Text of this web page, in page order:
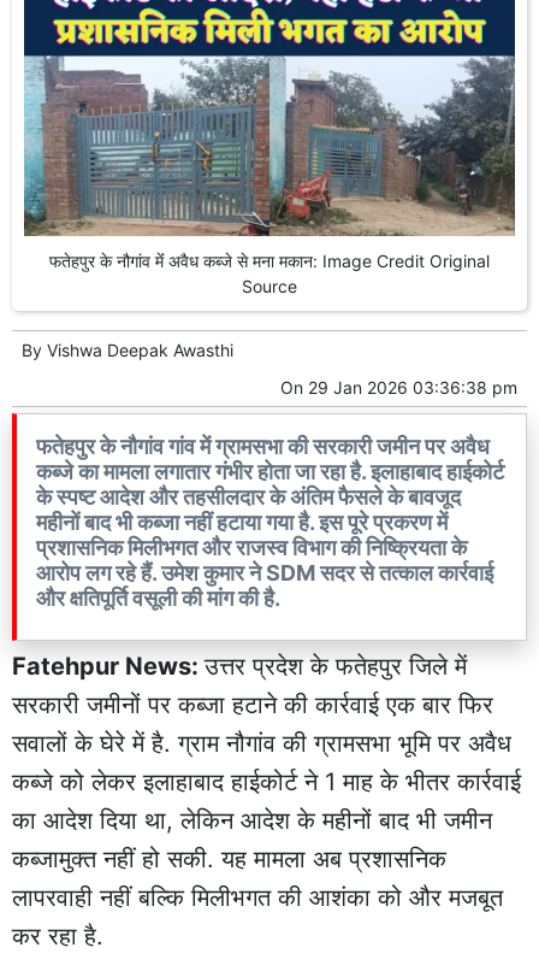
फतेहपुर के नौगांव मेंं अवैध कब्जे से मना मकान: Image Credit Original
Source
By Vishwa Deepak Awasthi
On 29 Jan 2026 03:36:38 pm
फतेहपुर के नौगांव गांव में ग्रामसभा की सरकारी जमीन पर अवैध
कब्जे का मामला लगातार गंभीर होता जा रहा है. इलाहाबाद हाईकोर्ट
के स्पष्ट आदेश और तहसीलदार के अंतिम फैसले के बावजूद
महीनों बाद भी कब्जा नहीं हटाया गया है. इस पूरे प्रकरण में
प्रशासनिक मिलीभगत और राजस्व विभाग की निष्क्रियता के
आरोप लग रहे हैं. उमेश कुमार ने SDM सदर से तत्काल कार्रवाई
और क्षतिपूर्ति वसूली की मांग की है.
Fatehpur News:उत्तर प्रदेश के फतेहपुर जिले में
सरकारी जमीनों पर कब्जा हटाने की कार्रवाई एक बार फिर
सवालों के घेरे में है. ग्राम नौगांव की ग्रामसभा भूमि पर अवैध
कब्जे को लेकर इलाहाबाद हाईकोर्ट ने 1 माह के भीतर कार्रवाई
का आदेश दिया था, लेकिन आदेश के महीनों बाद भी जमीन
कब्जामुक्त नहीं हो सकी. यह मामला अब प्रशासनिक
लापरवाही नहीं बल्कि मिलीभगत की आशंका को और मजबूत
कर रहा है.